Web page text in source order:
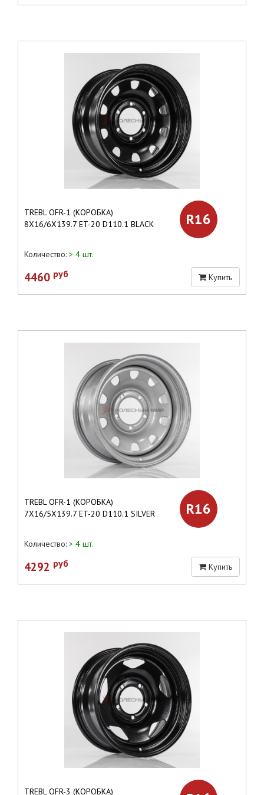
TREBL OFR-1 (КОРОБКА)
8X16/6X139.7 ET-20 D110.1 BLACK
R16
Количество: > 4 шт.
4460 руб Купить
TREBL OFR-1 (КОРОБКА)
7X16/5X139.7 ET-20 D110.1 SILVER
R16
Количество: > 4 шт.
4292 руб Купить
TREBL OFR-3 (КОРОБКА)